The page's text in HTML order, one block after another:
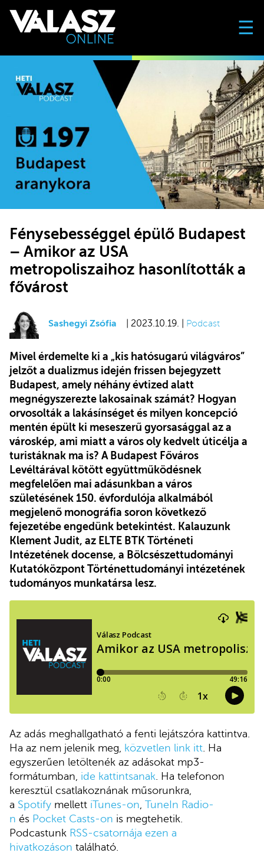
☰
Fénysebességgel épülő Budapest
– Amikor az USA
metropoliszaihoz hasonlították a
fővárost
Sashegyi Zsófia | 2023.10.19. | Podcast
Mivel érdemelte ki a „kis hatósugarú világváros”
jelzőt a dualizmus idején frissen bejegyzett
Budapest, amely néhány évtized alatt
megnégyszerezte lakosainak számát? Hogyan
orvosolták a lakásínséget és milyen koncepció
mentén épült ki meseszerű gyorsasággal az a
városkép, ami miatt a város oly kedvelt úticélja a
turistáknak ma is? A Budapest Főváros
Levéltárával kötött együttműködésnek
megfelelően mai adásunkban a város
születésének 150. évfordulója alkalmából
megjelenő monográfia soron következő
fejezetébe engedünk betekintést. Kalauzunk
Klement Judit, az ELTE BTK Történeti
Intézetének docense, a Bölcsészettudományi
Kutatóközpont Történettudományi intézetének
tudományos munkatársa lesz.
Az adás meghallgatható a fenti lejátszóra kattintva.
Ha az nem jelenik meg, közvetlen link itt. Ha
egyszerűen letöltenék az adásokat mp3-
formátumban, ide kattintsanak. Ha telefonon
keresztül csatlakoznának műsorunkra,
a Spotify mellett iTunes-on, TuneIn Radio-
n és Pocket Casts-on is megtehetik.
Podcastunk RSS-csatornája ezen a
hivatkozáson található.